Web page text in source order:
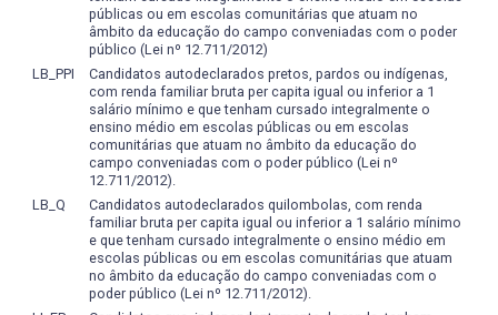
• conhecer os fundamentos históricos, filosóficos e
metodológicos da Fisioterapia e seus diferentes modelos
de intervenção;
• conhecer métodos e técnicas de investigação e
elaboração de trabalhos acadêmicos e científicos;
• conhecer os procedimentos e intervenções
fisioterapêuticas utilizadas tais como: atendimentos
individuais, grupais, familiares, institucionais, coletivos e
comunitários;
• conhecer, experimentar, analisar, utilizar e avaliar a
estrutura e dinâmica das atividades das diferentes
técnicas utilizada pelos fisioterapeutas;
• conhecer as bases conceituais das terapias do
A formação profissional acontece num mundo
contemporâneo globalizado, o qual obriga o docente a
manter-se constantemente atualizado, em relação aos
conteúdos trabalhados e, principalmente no que se refere
às suas aplicações práticas. A proposta do Curso de
Fisioterapia da UFPel está alicerçada na ideia de
universidade pública de qualidade. Este curso de
Fisioterapia orienta-se por princípios de autonomia e
liberdade de pensamento, nas ações de interação entre
ensino, pesquisa e extensão.No processo de ensino, a
graduação como a primeira etapa de formação, busca a
necessidade de formação continuada; de parâmetros de
ética pessoal e profissional; da capacidade crítica,
públicas ou em escolas comunitárias que atuam no
âmbito da educação do campo conveniadas com o poder
público (Lei nº 12.711/2012)
LB_PPI
Candidatos autodeclarados pretos, pardos ou indígenas,
com renda familiar bruta per capita igual ou inferior a 1
salário mínimo e que tenham cursado integralmente o
ensino médio em escolas públicas ou em escolas
comunitárias que atuam no âmbito da educação do
campo conveniadas com o poder público (Lei nº
12.711/2012).
LB_Q
Candidatos autodeclarados quilombolas, com renda
familiar bruta per capita igual ou inferior a 1 salário mínimo
e que tenham cursado integralmente o ensino médio em
escolas públicas ou em escolas comunitárias que atuam
no âmbito da educação do campo conveniadas com o
poder público (Lei nº 12.711/2012).